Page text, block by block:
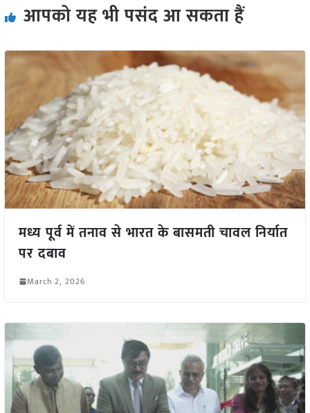
आपको यह भी पसंद आ सकता हैं
मध्य पूर्व में तनाव से भारत के बासमती चावल निर्यात
पर दबाव
March 2, 2026